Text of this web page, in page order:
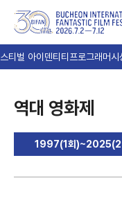
티벌 아이덴티티 프로그래머시
역대 영화제
1997(1회